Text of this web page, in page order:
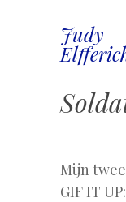
Judy
Spring
naar
Mijn
GIF IT UP: